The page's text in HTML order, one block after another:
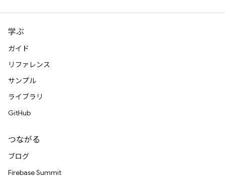
学ぶ
ガイド
リファレンス
サンプル
ライブラリ
GitHub
つながる
ブログ
Firebase Summit